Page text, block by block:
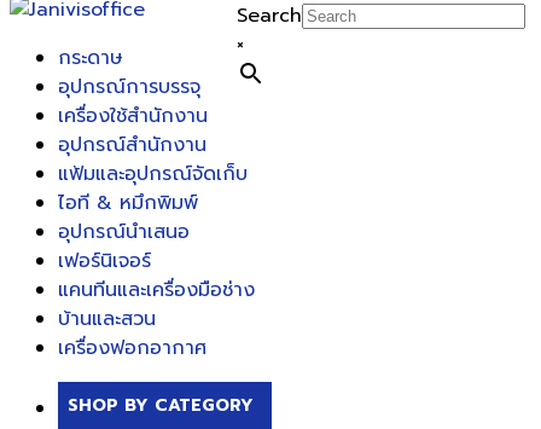
Search
×
กระดาษ
อุปกรณ์การบรรจุ
เครื่องใช้สำนักงาน
อุปกรณ์สำนักงาน
แฟ้มและอุปกรณ์จัดเก็บ
ไอที & หมึกพิมพ์
อุปกรณ์นำเสนอ
เฟอร์นิเจอร์
แคนทีนและเครื่องมือช่าง
บ้านและสวน
เครื่องฟอกอากาศ
SHOP BY CATEGORY